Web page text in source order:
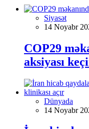
Siyasət
14 Noyabr
COP29
aksiyası
Dünyada
14 Noyabr